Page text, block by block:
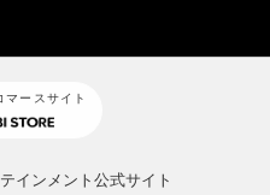
マースサイト
インメント公式サイト